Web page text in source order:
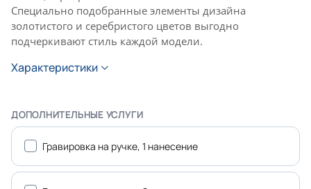
Специально подобранные элементы дизайна
золотистого и серебристого цветов выгодно
подчеркивают стиль каждой модели.
Характеристики
ДОПОЛНИТЕЛЬНЫЕ УСЛУГИ
Гравировка на ручке, 1 нанесение